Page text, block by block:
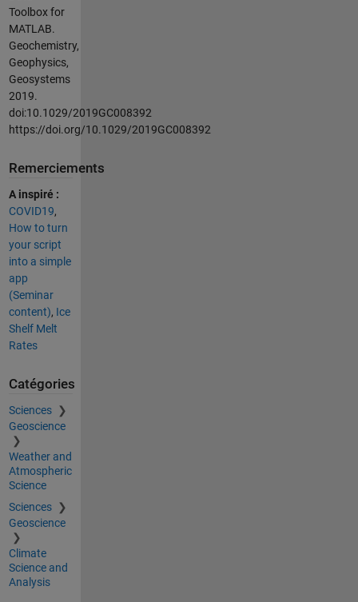
Toolbox for
MATLAB.
Geochemistry,
Geophysics,
Geosystems
2019.
doi:10.1029/2019GC008392
https://doi.org/10.1029/2019GC008392
Remerciements
A inspiré :
COVID19,
How to turn
your script
into a simple
app
(Seminar
content), Ice
Shelf Melt
Rates
Catégories
Sciences
Geoscience
Weather and
Atmospheric
Science
Sciences
Geoscience
Climate
Science and
Analysis